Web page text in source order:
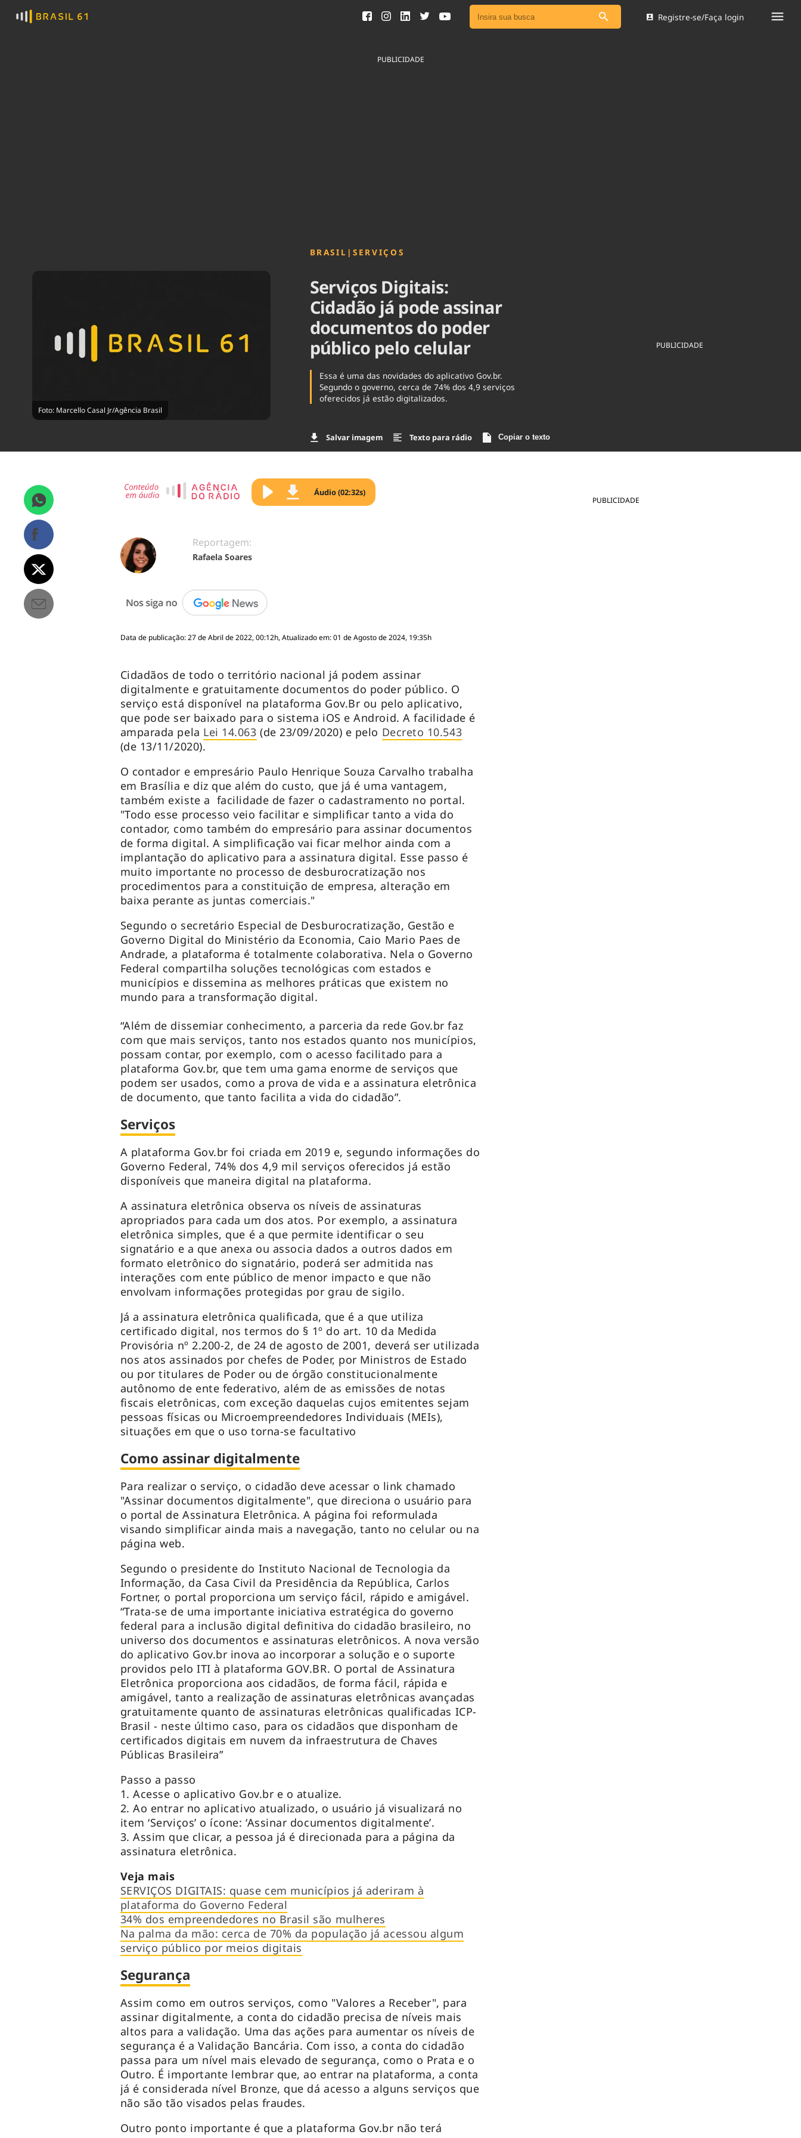
Ver todas as notícias
Brasil Mineral
Registre-se/Faça login
PUBLICIDADE
Foto: Marcello Casal Jr/Agência Brasil
BRASIL |SERVIÇOS
Serviços Digitais:
Cidadão já pode assinar
documentos do poder
público pelo celular
Essa é uma das novidades do aplicativo Gov.br.
Segundo o governo, cerca de 74% dos 4,9 serviços
oferecidos já estão digitalizados.
Salvar imagem Texto para rádio Copiar o texto
PUBLICIDADE
PUBLICIDADE
Áudio (02:32s)
Reportagem:
Rafaela Soares
Data de publicação: 27 de Abril de 2022, 00:12h, Atualizado em: 01 de Agosto de 2024, 19:35h
Cidadãos de todo o território nacional já podem assinar
digitalmente e gratuitamente documentos do poder público. O
serviço está disponível na plataforma Gov.Br ou pelo aplicativo,
que pode ser baixado para o sistema iOS e Android. A facilidade é
amparada pela Lei 14.063 (de 23/09/2020) e pelo Decreto 10.543
(de 13/11/2020).
O contador e empresário Paulo Henrique Souza Carvalho trabalha
em Brasília e diz que além do custo, que já é uma vantagem,
também existe a facilidade de fazer o cadastramento no portal.
"Todo esse processo veio facilitar e simplificar tanto a vida do
contador, como também do empresário para assinar documentos
de forma digital. A simplificação vai ficar melhor ainda com a
implantação do aplicativo para a assinatura digital. Esse passo é
muito importante no processo de desburocratização nos
procedimentos para a constituição de empresa, alteração em
baixa perante as juntas comerciais."
Segundo o secretário Especial de Desburocratização, Gestão e
Governo Digital do Ministério da Economia, Caio Mario Paes de
Andrade, a plataforma é totalmente colaborativa. Nela o Governo
Federal compartilha soluções tecnológicas com estados e
municípios e dissemina as melhores práticas que existem no
mundo para a transformação digital.
“Além de dissemiar conhecimento, a parceria da rede Gov.br faz
com que mais serviços, tanto nos estados quanto nos municípios,
possam contar, por exemplo, com o acesso facilitado para a
plataforma Gov.br, que tem uma gama enorme de serviços que
podem ser usados, como a prova de vida e a assinatura eletrônica
de documento, que tanto facilita a vida do cidadão”.
Serviços
A plataforma Gov.br foi criada em 2019 e, segundo informações do
Governo Federal, 74% dos 4,9 mil serviços oferecidos já estão
disponíveis que maneira digital na plataforma.
A assinatura eletrônica observa os níveis de assinaturas
apropriados para cada um dos atos. Por exemplo, a assinatura
eletrônica simples, que é a que permite identificar o seu
signatário e a que anexa ou associa dados a outros dados em
formato eletrônico do signatário, poderá ser admitida nas
interações com ente público de menor impacto e que não
envolvam informações protegidas por grau de sigilo.
Já a assinatura eletrônica qualificada, que é a que utiliza
certificado digital, nos termos do § 1º do art. 10 da Medida
Provisória nº 2.200-2, de 24 de agosto de 2001, deverá ser utilizada
nos atos assinados por chefes de Poder, por Ministros de Estado
ou por titulares de Poder ou de órgão constitucionalmente
autônomo de ente federativo, além de as emissões de notas
fiscais eletrônicas, com exceção daquelas cujos emitentes sejam
pessoas físicas ou Microempreendedores Individuais (MEIs),
situações em que o uso torna-se facultativo
Como assinar digitalmente
Para realizar o serviço, o cidadão deve acessar o link chamado
"Assinar documentos digitalmente", que direciona o usuário para
o portal de Assinatura Eletrônica. A página foi reformulada
visando simplificar ainda mais a navegação, tanto no celular ou na
página web.
Segundo o presidente do Instituto Nacional de Tecnologia da
Informação, da Casa Civil da Presidência da República, Carlos
Fortner, o portal proporciona um serviço fácil, rápido e amigável.
“Trata-se de uma importante iniciativa estratégica do governo
federal para a inclusão digital definitiva do cidadão brasileiro, no
universo dos documentos e assinaturas eletrônicos. A nova versão
do aplicativo Gov.br inova ao incorporar a solução e o suporte
providos pelo ITI à plataforma GOV.BR. O portal de Assinatura
Eletrônica proporciona aos cidadãos, de forma fácil, rápida e
amigável, tanto a realização de assinaturas eletrônicas avançadas
gratuitamente quanto de assinaturas eletrônicas qualificadas ICP-
Brasil - neste último caso, para os cidadãos que disponham de
certificados digitais em nuvem da infraestrutura de Chaves
Públicas Brasileira”
Passo a passo
1. Acesse o aplicativo Gov.br e o atualize.
2. Ao entrar no aplicativo atualizado, o usuário já visualizará no
item ‘Serviços’ o ícone: ‘Assinar documentos digitalmente’.
3. Assim que clicar, a pessoa já é direcionada para a página da
assinatura eletrônica.
Veja mais
SERVIÇOS DIGITAIS: quase cem municípios já aderiram à
plataforma do Governo Federal
34% dos empreendedores no Brasil são mulheres
Na palma da mão: cerca de 70% da população já acessou algum
serviço público por meios digitais
Segurança
Assim como em outros serviços, como "Valores a Receber", para
assinar digitalmente, a conta do cidadão precisa de níveis mais
altos para a validação. Uma das ações para aumentar os níveis de
segurança é a Validação Bancária. Com isso, a conta do cidadão
passa para um nível mais elevado de segurança, como o Prata e o
Outro. É importante lembrar que, ao entrar na plataforma, a conta
já é considerada nível Bronze, que dá acesso a alguns serviços que
não são tão visados pelas fraudes.
Outro ponto importante é que a plataforma Gov.br não terá